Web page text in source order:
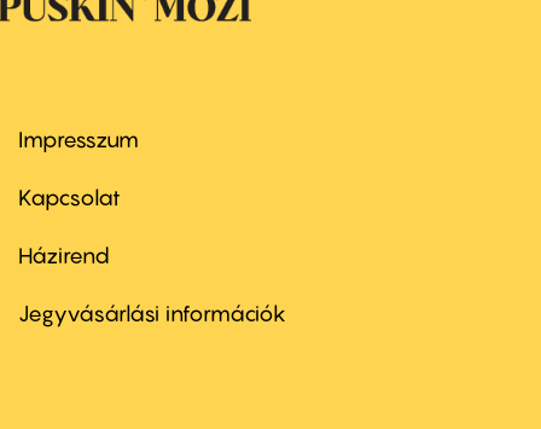
Footer
first
Impresszum
Kapcsolat
Footer
second
Házirend
Jegyvásárlási információk